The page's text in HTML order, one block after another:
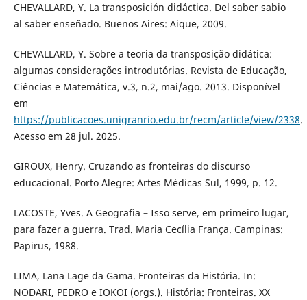
CHEVALLARD, Y. La transposición didáctica. Del saber sabio
al saber enseñado. Buenos Aires: Aique, 2009.
CHEVALLARD, Y. Sobre a teoria da transposição didática:
algumas considerações introdutórias. Revista de Educação,
Ciências e Matemática, v.3, n.2, mai/ago. 2013. Disponível
em
https://publicacoes.unigranrio.edu.br/recm/article/view/2338.
Acesso em 28 jul. 2025.
GIROUX, Henry. Cruzando as fronteiras do discurso
educacional. Porto Alegre: Artes Médicas Sul, 1999, p. 12.
LACOSTE, Yves. A Geografia – Isso serve, em primeiro lugar,
para fazer a guerra. Trad. Maria Cecília França. Campinas:
Papirus, 1988.
LIMA, Lana Lage da Gama. Fronteiras da História. In:
NODARI, PEDRO e IOKOI (orgs.). História: Fronteiras. XX